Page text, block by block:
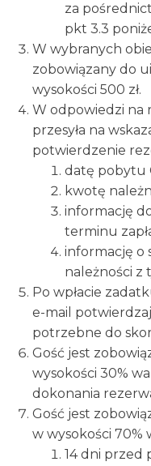
za
pkt 3.3
W wybranych
zobowiązany do
wysokości 500 zł.
W odpowiedzi na
przesyła na
potwierdzenie
datę pobytu
kwotę
informację
terminu
informację o
należności z
Po wpłacie
e-mail
potrzebne do
Gość jest
wysokości 30%
dokonania
Gość jest
w wysokości 70%
14 dni przed